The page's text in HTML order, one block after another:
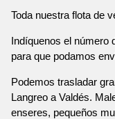
Toda nuestra flota de
Indíquenos el número
para que podamos
Podemos trasladar
Langreo a Valdés.
enseres, pequeños